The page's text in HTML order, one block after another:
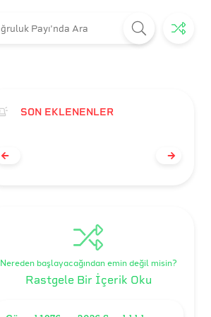
SON EKLENENLER
Nereden başlayacağından emin değil misin?
Rastgele Bir İçerik Oku